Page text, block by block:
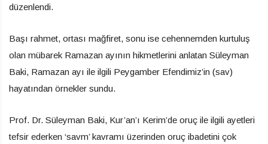
düzenlendi.
Başı rahmet, ortası mağfiret, sonu ise cehennemden kurtuluş
olan mübarek Ramazan ayının hikmetlerini anlatan Süleyman
Baki, Ramazan ayı ile ilgili Peygamber Efendimiz’in (sav)
hayatından örnekler sundu.
Prof. Dr. Süleyman Baki, Kur’an’ı Kerim’de oruç ile ilgili ayetleri
tefsir ederken ‘savm’ kavramı üzerinden oruç ibadetini çok